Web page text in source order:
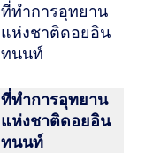
ที่ทำการอุทยาน
แห่งชาติดอยอิน
ทนนท์
ที่ทำการอุทยาน
แห่งชาติดอยอิน
ทนนท์